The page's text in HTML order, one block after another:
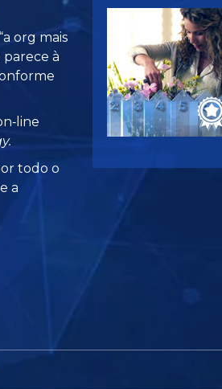
org mais
parece à
todo o
a